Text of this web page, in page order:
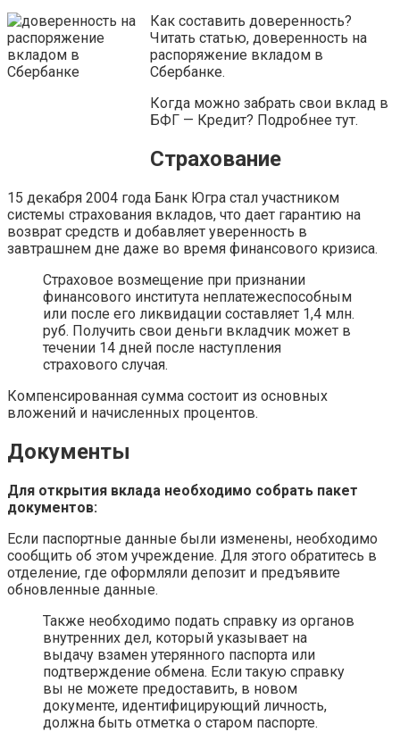
Как составить доверенность?
Читать статью, доверенность на
распоряжение вкладом в
Сбербанке.
Когда можно забрать свои вклад в
БФГ — Кредит? Подробнее тут.
Страхование
15 декабря 2004 года Банк Югра стал участником
системы страхования вкладов, что дает гарантию на
возврат средств и добавляет уверенность в
завтрашнем дне даже во время финансового кризиса.
Страховое возмещение при признании
финансового института неплатежеспособным
или после его ликвидации составляет 1,4 млн.
руб. Получить свои деньги вкладчик может в
течении 14 дней после наступления
страхового случая.
Компенсированная сумма состоит из основных
вложений и начисленных процентов.
Документы
Для открытия вклада необходимо собрать пакет
документов:
Если паспортные данные были изменены, необходимо
сообщить об этом учреждение. Для этого обратитесь в
отделение, где оформляли депозит и предъявите
обновленные данные.
Также необходимо подать справку из органов
внутренних дел, который указывает на
выдачу взамен утерянного паспорта или
подтверждение обмена. Если такую справку
вы не можете предоставить, в новом
документе, идентифицирующий личность,
должна быть отметка о старом паспорте.